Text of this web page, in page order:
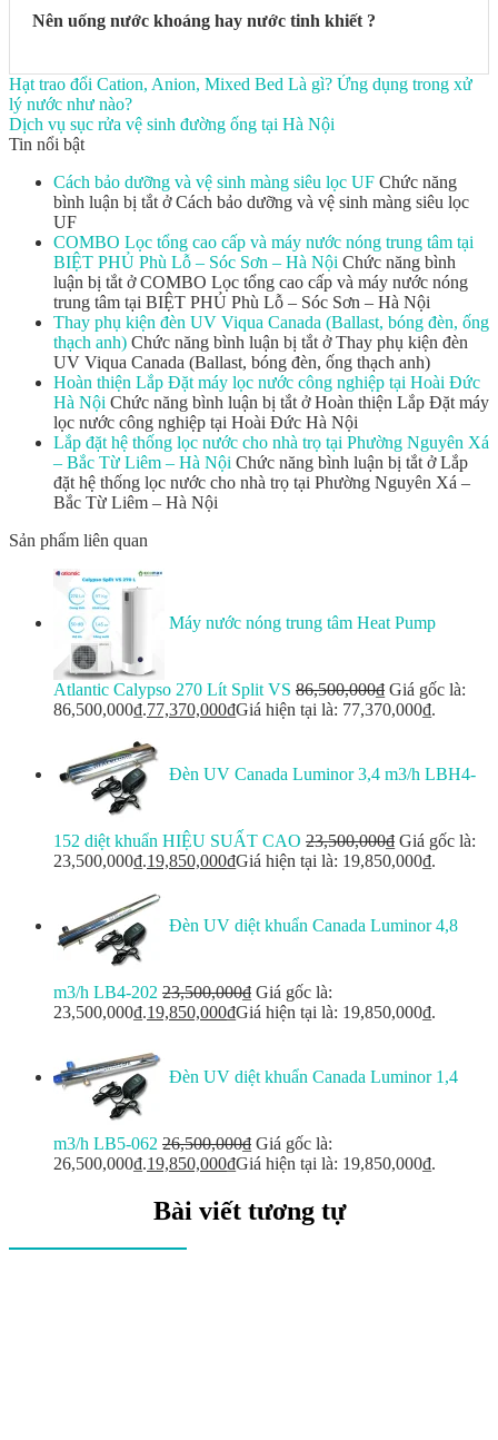
Nên uống nước khoáng hay nước tinh khiết ?
Hạt trao đổi Cation, Anion, Mixed Bed Là gì? Ứng dụng trong xử
lý nước như nào?
Dịch vụ sục rửa vệ sinh đường ống tại Hà Nội
Tin nổi bật
Cách bảo dưỡng và vệ sinh màng siêu lọc UF Chức năng
bình luận bị tắt ở Cách bảo dưỡng và vệ sinh màng siêu lọc
UF
COMBO Lọc tổng cao cấp và máy nước nóng trung tâm tại
BIỆT PHỦ Phù Lỗ – Sóc Sơn – Hà Nội Chức năng bình
luận bị tắt ở COMBO Lọc tổng cao cấp và máy nước nóng
trung tâm tại BIỆT PHỦ Phù Lỗ – Sóc Sơn – Hà Nội
Thay phụ kiện đèn UV Viqua Canada (Ballast, bóng đèn, ống
thạch anh) Chức năng bình luận bị tắt ở Thay phụ kiện đèn
UV Viqua Canada (Ballast, bóng đèn, ống thạch anh)
Hoàn thiện Lắp Đặt máy lọc nước công nghiệp tại Hoài Đức
Hà Nội Chức năng bình luận bị tắt ở Hoàn thiện Lắp Đặt máy
lọc nước công nghiệp tại Hoài Đức Hà Nội
Lắp đặt hệ thống lọc nước cho nhà trọ tại Phường Nguyên Xá
– Bắc Từ Liêm – Hà Nội Chức năng bình luận bị tắt ở Lắp
đặt hệ thống lọc nước cho nhà trọ tại Phường Nguyên Xá –
Bắc Từ Liêm – Hà Nội
Sản phẩm liên quan
Máy nước nóng trung tâm Heat Pump
Atlantic Calypso 270 Lít Split VS 86,500,000₫ Giá gốc là:
86,500,000₫.77,370,000₫Giá hiện tại là: 77,370,000₫.
Đèn UV Canada Luminor 3,4 m3/h LBH4-
152 diệt khuẩn HIỆU SUẤT CAO 23,500,000₫ Giá gốc là:
23,500,000₫.19,850,000₫Giá hiện tại là: 19,850,000₫.
Đèn UV diệt khuẩn Canada Luminor 4,8
m3/h LB4-202 23,500,000₫ Giá gốc là:
23,500,000₫.19,850,000₫Giá hiện tại là: 19,850,000₫.
Đèn UV diệt khuẩn Canada Luminor 1,4
m3/h LB5-062 26,500,000₫ Giá gốc là:
26,500,000₫.19,850,000₫Giá hiện tại là: 19,850,000₫.
Bài viết tương tự